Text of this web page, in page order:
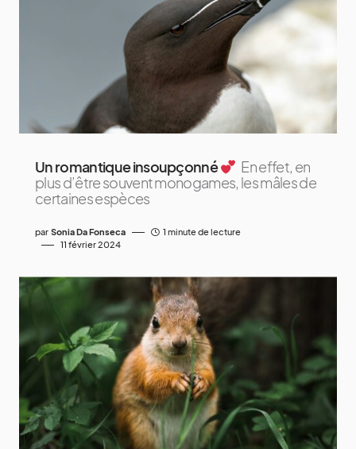
Un romantique insoupçonné
En effet, en
plus d’être souvent monogames, les mâles de
certaines espèces
par Sonia Da Fonseca
1 minute de lecture
11 février 2024